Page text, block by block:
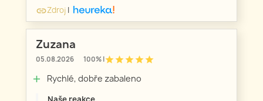
linkZdroj |
Zuzana
05.08.2026 100% |starstarstarstarstar
add Rychlé, dobře zabaleno